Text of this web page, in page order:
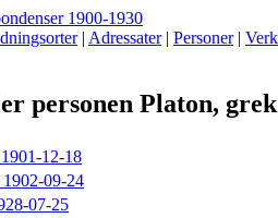
| Adressater| Personer| Verk
personen Platon,
12-18
09-24
07-25